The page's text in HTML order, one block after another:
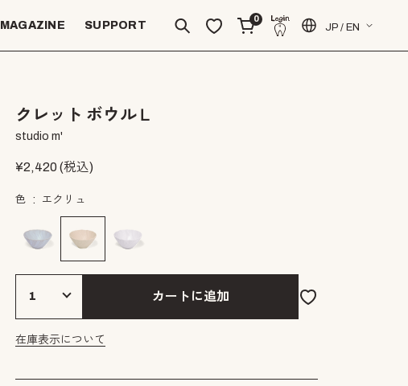
MAGAZINE SUPPORT
0
JP / EN
クレット ボウルＬ
studio m'
¥2,420(税込)
色 エクリュ
カートに追加
在庫表示について